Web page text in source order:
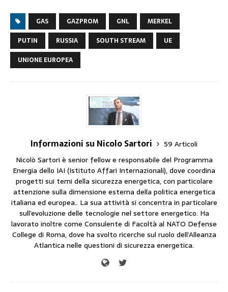
GAS GAZPROM GNL
MERKEL
PUTIN
RUSSIA SOUTH STREAM
UE
UNIONE EUROPEA
Informazioni su Nicolo Sartori
59 Articoli
Nicolò Sartori è senior fellow e responsabile del Programma
Energia dello IAI (Istituto Affari Internazionali), dove coordina
progetti sui temi della sicurezza energetica, con particolare
attenzione sulla dimensione esterna della politica energetica
italiana ed europea.. La sua attività si concentra in particolare
sull’evoluzione delle tecnologie nel settore energetico. Ha
lavorato inoltre come Consulente di Facoltà al NATO Defense
College di Roma, dove ha svolto ricerche sul ruolo dell’Alleanza
Atlantica nelle questioni di sicurezza energetica.